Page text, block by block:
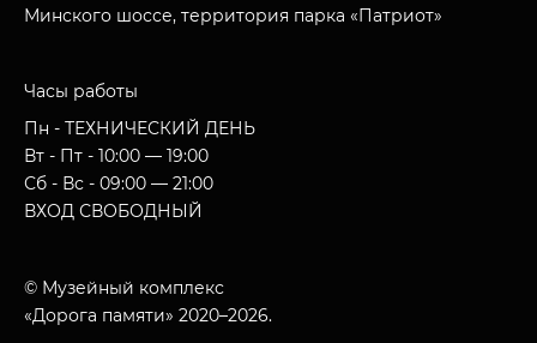
Минского шоссе, территория парка «Патриот»
Часы работы
Пн - ТЕХНИЧЕСКИЙ ДЕНЬ
Вт - Пт - 10:00 — 19:00
Сб - Вс - 09:00 — 21:00
ВХОД СВОБОДНЫЙ
© Музейный комплекс
«Дорога памяти» 2020–2026.